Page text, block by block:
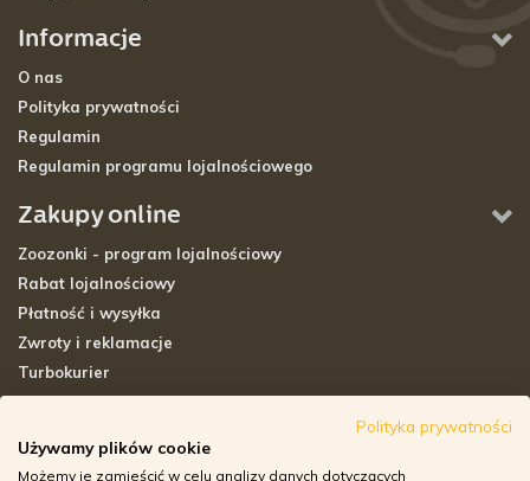
Informacje
O nas
Polityka prywatności
Regulamin
Regulamin programu lojalnościowego
Zakupy online
Zoozonki - program lojalnościowy
Rabat lojalnościowy
Płatność i wysyłka
Zwroty i reklamacje
Turbokurier
Adresy sklepów stacjonarnych
Polityka prywatności
Używamy plików cookie
Możemy je zamieścić w celu analizy danych dotyczących